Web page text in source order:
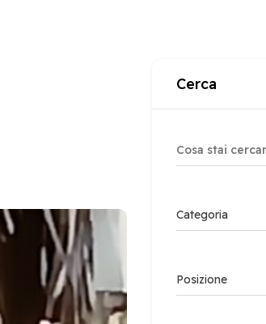
Cerca
Categoria
Posizione